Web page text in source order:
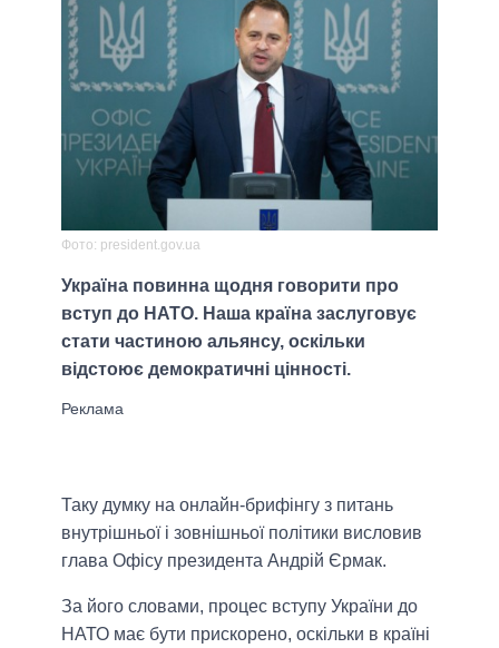
Фото: president.gov.ua
Україна повинна щодня говорити про
вступ до НАТО. Наша країна заслуговує
стати частиною альянсу, оскільки
відстоює демократичні цінності.
Таку думку на онлайн-брифінгу з питань
внутрішньої і зовнішньої політики висловив
глава Офісу президента Андрій Єрмак.
За його словами, процес вступу України до
НАТО має бути прискорено, оскільки в країні